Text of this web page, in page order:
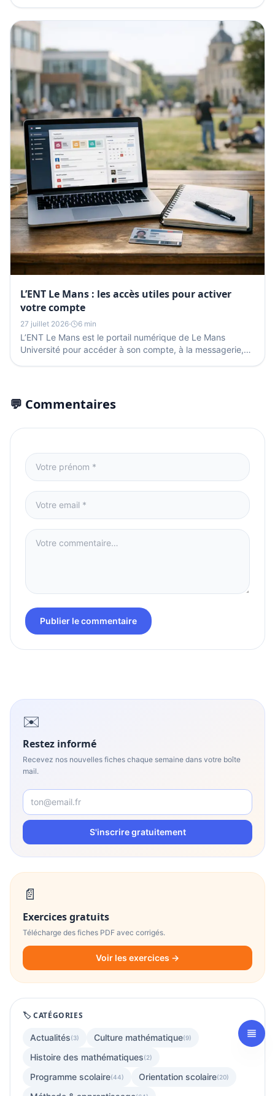
L’ENT Le Mans : les accès utiles pour activer
votre compte
27 juillet 2026· 6 min
L’ENT Le Mans est le portail numérique de Le Mans
Université pour accéder à son compte, à la messagerie,
💬 Commentaires
Publier le commentaire
✉️
Restez informé
Recevez nos nouvelles fiches chaque semaine dans votre boîte
mail.
S'inscrire gratuitement
📄
Exercices gratuits
Télécharge des fiches PDF avec corrigés.
Voir les exercices →
🏷️ CATÉGORIES
Actualités(3) Culture mathématique(9)
Histoire des mathématiques(2)
Programme scolaire(44) Orientation scolaire(20)